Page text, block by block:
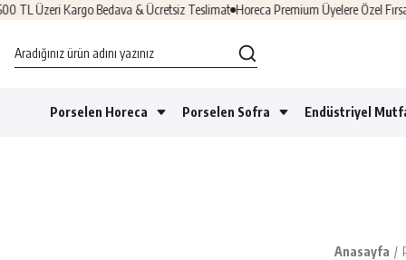
Kargo Bedava & Ücretsiz Teslimat Horeca Premium Üyelere Özel Fırsatlar
Porselen Horeca Porselen Sofra Endüstriyel
Anasayfa